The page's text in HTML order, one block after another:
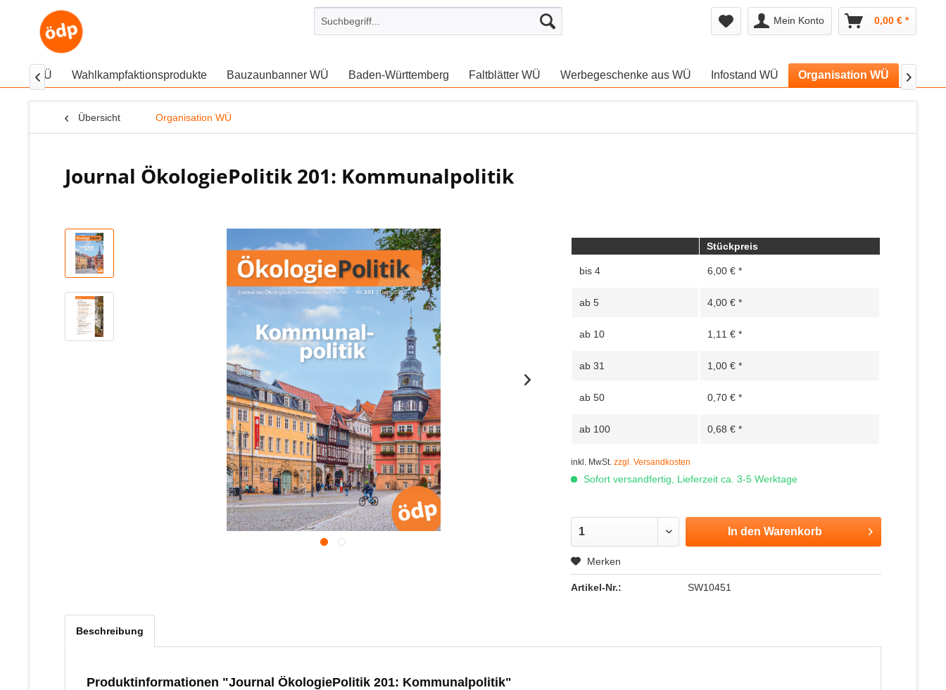
Mein Konto 0,00 € *
aus WÜ Wahlkampfaktionsprodukte Bauzaunbanner WÜ Baden-Württemberg Faltblätter WÜ Werbegeschenke aus WÜ Infostand WÜ Organisation WÜ
 
Übersicht Organisation WÜ
Journal ÖkologiePolitik 201: Kommunalpolitik
Stückpreis
bis4 6,00 € *
ab5 4,00 € *
ab 10 1,11 € *
ab31 1,00 € *
ab50 0,70 € *
ab 100 0,68 € *
inkl. MwSt.zzgl. Versandkosten
Sofort versandfertig, Lieferzeit ca. 3-5 Werktage
In den Warenkorb
Merken
Artikel-Nr.: SW10451
Beschreibung
Produktinformationen "Journal ÖkologiePolitik 201: Kommunalpolitik"